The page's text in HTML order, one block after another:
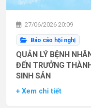
27/06/2026 20:09
Báo cáo hội nghị
QUẢN LÝ BỆNH
ĐẾN TRƯỞNG
SINH SẢN
+ Xem chi tiết